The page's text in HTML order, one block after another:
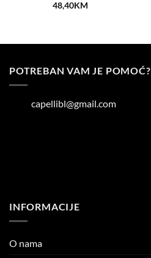
48,40KM
POTREBAN VAM JE POMOĆ?
capellibl@gmail.com
INFORMACIJE
O nama